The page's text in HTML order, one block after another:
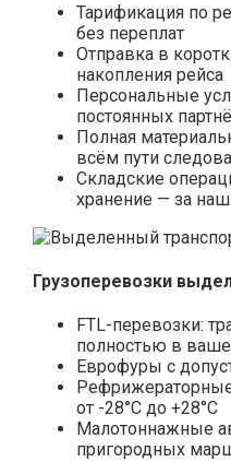
Тарификация по
без переплат
Отправка в
накопления рейса
Персональные
постоянных
Полная
всём пути
Складские
хранение — за наш
Грузоперевозки
FTL-перевозки:
полностью в
Еврофуры с
от -28°С до +28°С
Малотоннажные
пригородных